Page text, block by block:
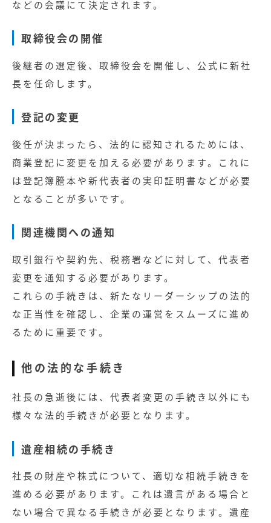
無料お役立ち資料
経営セミナー
などの会議にて決定されます。
取締役会の開催
後継者の選定後、取締役会を開催し、公式に新社
長を任命します。
登記の変更
後任が決まったら、法的に認知されるためには、
商業登記に変更を加える必要があります。これに
は登記簿謄本や新代表者の実印証明書などが必要
となることが多いです。
関連機関への通知
取引銀行や契約先、税務署などに対して、代表者
変更を通知する必要があります。
これらの手続きは、新たなリーダーシップの法的
な正当性を確認し、企業の運営をスムーズに進め
るために重要です。
他の法的な手続き
社長の急逝後には、代表者変更の手続き以外にも
様々な法的手続きが必要となります。
遺産相続の手続き
社長の財産や株式について、適切な相続手続きを
進める必要があります。これは遺言がある場合と
ない場合で異なる手続きが必要となります。遺産